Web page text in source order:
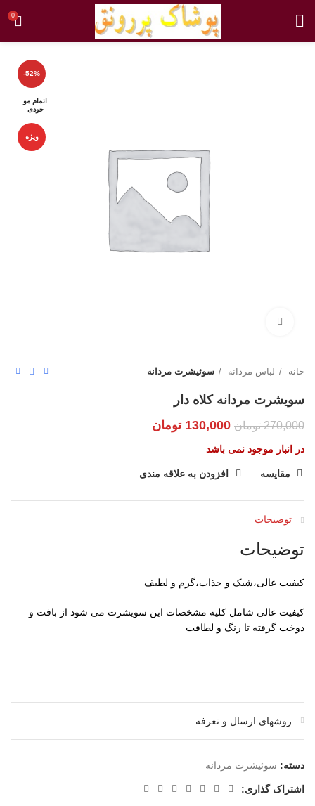
0
-52%
اتمام مو
جودی
ویژه
خانه لباس مردانه سوئیشرت مردانه
سویشرت مردانه کلاه دار
270,000 تومان 130,000 تومان
در انبار موجود نمی باشد
مقایسه افزودن به علاقه مندی
توضیحات
توضیحات
کیفیت عالی،شیک و جذاب،گرم و لطیف
کیفیت عالی شامل کلیه مشخصات این سویشرت می شود از بافت و
دوخت گرفته تا رنگ و لطافت
روشهای ارسال و تعرفه:
دسته: سوئیشرت مردانه
اشتراک گذاری: